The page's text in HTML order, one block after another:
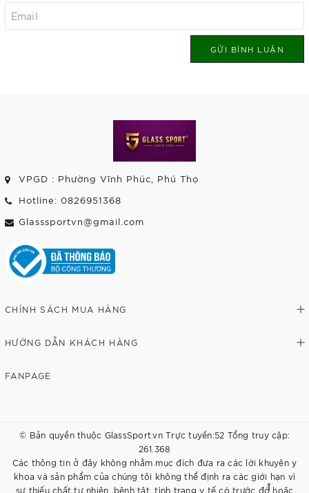
GỬI BÌNH LUẬN
VPGD : Phường Vĩnh Phúc, Phú Thọ
Hotline: 0826951368
Glasssportvn@gmail.com
CHÍNH SÁCH MUA HÀNG
HƯỚNG DẪN KHÁCH HÀNG
FANPAGE
© Bản quyền thuộc GlassSport.vn Trực tuyến:52 Tổng truy cập:
261.368
Các thông tin ở đây không nhằm mục đích đưa ra các lời khuyên y
khoa và sản phẩm của chúng tôi không thể định ra các giới hạn vì
sự thiếu chất tự nhiên, bệnh tật, tình trạng y tế có trước đó hoặc